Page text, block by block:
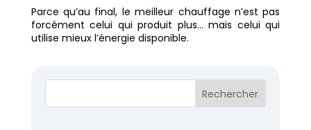
Parce qu’au final, le meilleur chauffage n’est pas
forcément celui qui produit plus… mais celui qui
utilise mieux l’énergie disponible.